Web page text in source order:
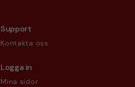
Support
Kontakta oss
Logga in
Mina sidor